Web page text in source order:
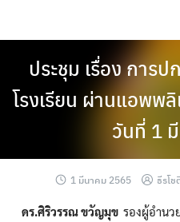
content
ประชุม เรื่อง การ
โรงเรียน ผ่านแอพพ
วันที่ 1
1 มีนาคม 2565 ธีรโ
ดร.ศิริวรรณ ขวัญมุข รองผู้อำนว